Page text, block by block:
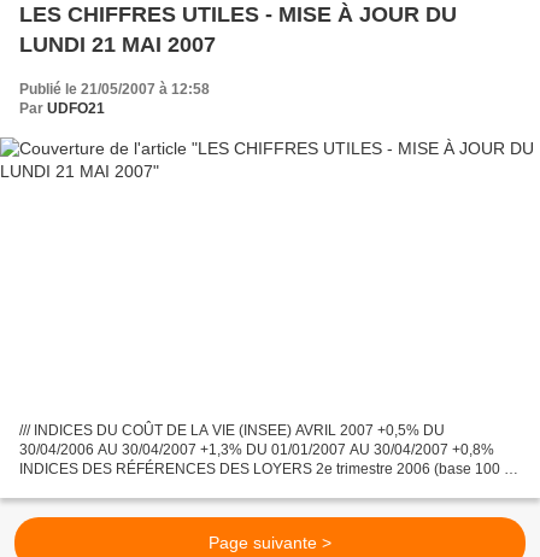
LES CHIFFRES UTILES - MISE À JOUR DU
LUNDI 21 MAI 2007
Publié le 21/05/2007 à 12:58
Par UDFO21
/// INDICES DU COÛT DE LA VIE (INSEE) AVRIL 2007 +0,5% DU
30/04/2006 AU 30/04/2007 +1,3% DU 01/01/2007 AU 30/04/2007 +0,8%
INDICES DES RÉFÉRENCES DES LOYERS 2e trimestre 2006 (base 100 -
Page suivante >